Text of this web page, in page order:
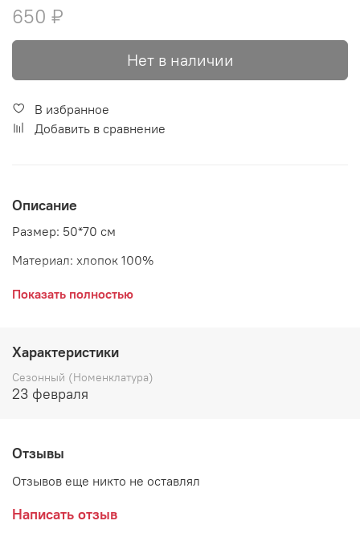
650 ₽
Нет в наличии
В избранное
Добавить в сравнение
Описание
Размер: 50*70 см
Материал: хлопок 100%
Страна: Дания
Кухонное полотенце Oona dark grey от датской марки
GreenGate выполнено из качественного 100% хлопка.
Классический цветочный орнамент на фоне теплого
серого цвета делает полотенце уместным на любой
Показать полностью
Характеристики
Сезонный (Номенклатура)
23 февраля
Отзывы
Отзывов еще никто не оставлял
Написать отзыв